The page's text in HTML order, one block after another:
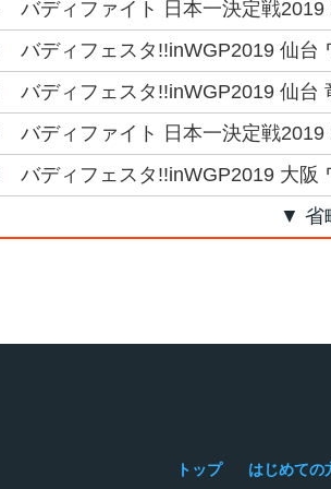
バディファイト 日本一決定戦
バディフェスタ!!inWGP2019 仙台
バディフェスタ!!inWGP2019 仙台
バディファイト 日本一決定戦
バディフェスタ!!inWGP2019 大阪
▼ 省
トップ はじめての